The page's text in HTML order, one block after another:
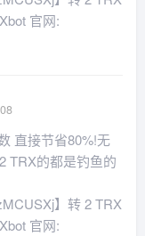
官网:
直接节省80%!无
TRX的都是钓鱼的
】转 2 TRX
官网: